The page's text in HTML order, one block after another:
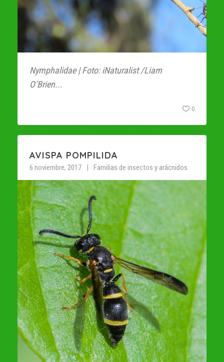
Nymphalidae | Foto: iNaturalist /Liam
O’Brien...
0
AVISPA POMPILIDA
6 noviembre, 2017 Familias de insectos y arácnidos